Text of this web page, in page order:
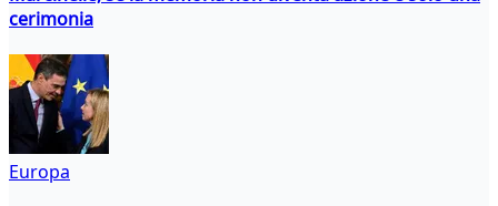
cerimonia
Europa